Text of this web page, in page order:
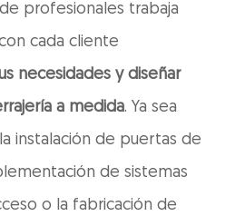
profesionales trabaja
cada cliente
necesidades y diseñar
a medida. Ya sea
instalación de puertas de
de sistemas
o la fabricación de